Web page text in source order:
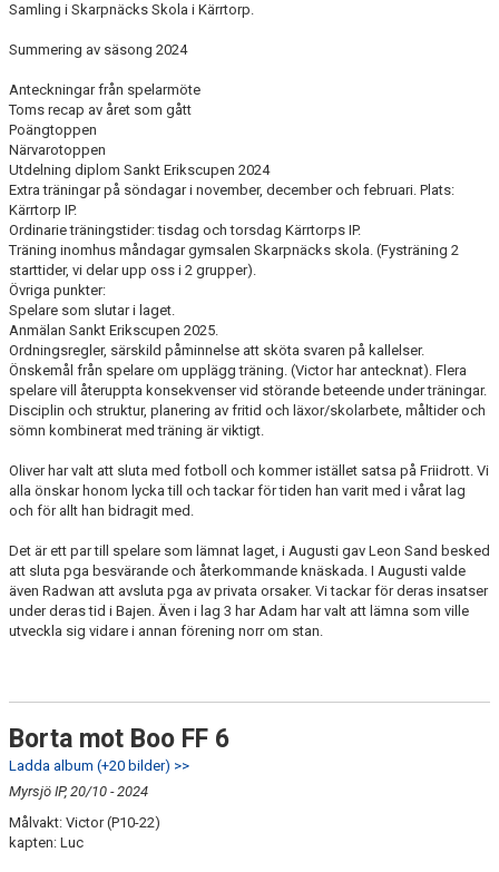
Samling i Skarpnäcks Skola i Kärrtorp.
Summering av säsong 2024
Anteckningar från spelarmöte
Toms recap av året som gått
Poängtoppen
Närvarotoppen
Utdelning diplom Sankt Erikscupen 2024
Extra träningar på söndagar i november, december och februari. Plats:
Kärrtorp IP.
Ordinarie träningstider: tisdag och torsdag Kärrtorps IP.
Träning inomhus måndagar gymsalen Skarpnäcks skola. (Fysträning 2
starttider, vi delar upp oss i 2 grupper).
Övriga punkter:
Spelare som slutar i laget.
Anmälan Sankt Erikscupen 2025.
Ordningsregler, särskild påminnelse att sköta svaren på kallelser.
Önskemål från spelare om upplägg träning. (Victor har antecknat). Flera
spelare vill återuppta konsekvenser vid störande beteende under träningar.
Disciplin och struktur, planering av fritid och läxor/skolarbete, måltider och
sömn kombinerat med träning är viktigt.
Oliver har valt att sluta med fotboll och kommer istället satsa på Friidrott. Vi
alla önskar honom lycka till och tackar för tiden han varit med i vårat lag
och för allt han bidragit med.
Det är ett par till spelare som lämnat laget, i Augusti gav Leon Sand besked
att sluta pga besvärande och återkommande knäskada. I Augusti valde
även Radwan att avsluta pga av privata orsaker. Vi tackar för deras insatser
under deras tid i Bajen. Även i lag 3 har Adam har valt att lämna som ville
utveckla sig vidare i annan förening norr om stan.
Borta mot Boo FF 6
Ladda album (+20 bilder) >>
Myrsjö IP, 20/10 - 2024
Målvakt: Victor (P10-22)
kapten: Luc